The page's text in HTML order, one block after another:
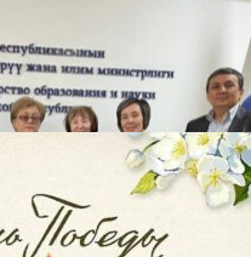
ОБРАЗОВАНИЯ
10.07.2026
Медиа
СУЗАКТА 750
ПАЙДАЛАНУУГА
07.08.2025
Улуу Жеңиштин
29.04.2025